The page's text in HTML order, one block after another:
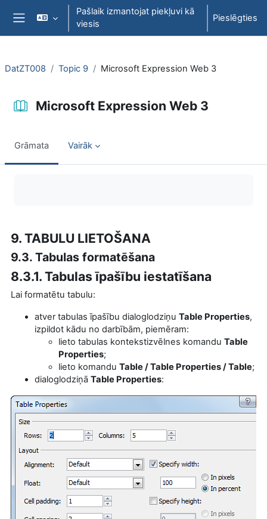
Atvērt galveno saturu
Sānu panelis
Pašlaik izmantojat piekļuvi kā
viesis
Pieslēgties
DatZT008 Topic 9 Microsoft Expression Web 3
Microsoft Expression Web 3
Grāmata Vairāk
9. TABULU LIETOŠANA
9.3. Tabulas formatēšana
8.3.1. Tabulas īpašību iestatīšana
Lai formatētu tabulu:
atver tabulas īpašību dialoglodziņu Table Properties,
izpildot kādu no darbībām, piemēram:
lieto tabulas kontekstizvēlnes komandu Table
Properties;
lieto komandu Table / Table Properties / Table;
dialoglodziņā Table Properties: